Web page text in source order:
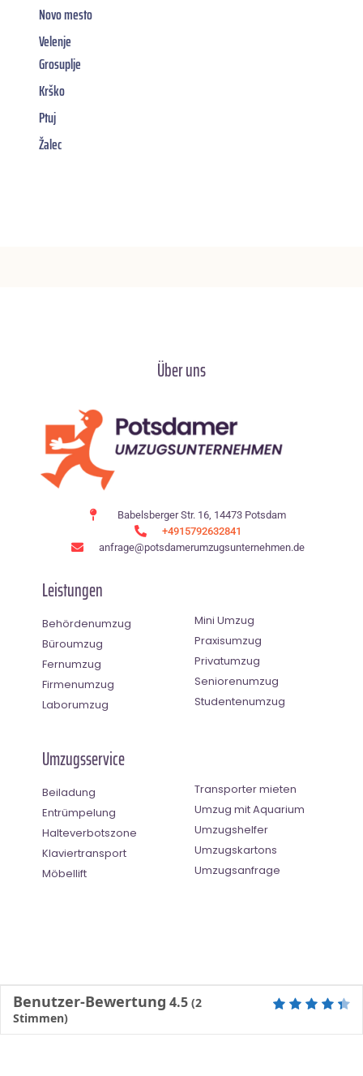
Novo mesto
Velenje
Grosuplje
Krško
Ptuj
Žalec
Über uns
Babelsberger Str. 16, 14473 Potsdam
+4915792632841
anfrage@potsdamerumzugsunternehmen.de
Leistungen
Behördenumzug
Büroumzug
Fernumzug
Firmenumzug
Laborumzug
Mini Umzug
Praxisumzug
Privatumzug
Seniorenumzug
Studentenumzug
Umzugsservice
Beiladung
Entrümpelung
Halteverbotszone
Klaviertransport
Möbellift
Transporter mieten
Umzug mit Aquarium
Umzugshelfer
Umzugskartons
Umzugsanfrage
Benutzer-Bewertung 4.5 (2
Stimmen)